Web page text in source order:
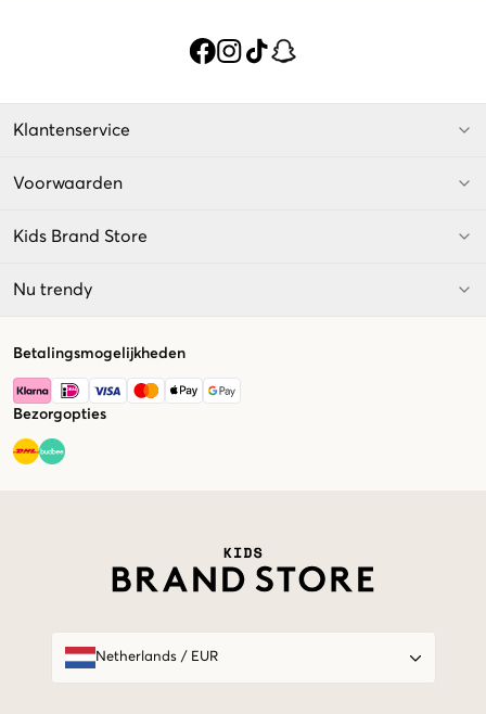
Klantenservice
Voorwaarden
Kids Brand Store
Nu trendy
Betalingsmogelijkheden
Bezorgopties
Netherlands/ EUR